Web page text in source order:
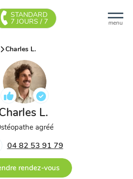
menu
STANDARD
7 JOURS / 7
Charles L.
L.
agréé
04 82 53 91 79
rendez-vous